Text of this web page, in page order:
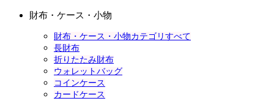
財布・ケース・小物
財布・ケース・小物カテゴリすべて
長財布
折りたたみ財布
ウォレットバッグ
コインケース
カードケース